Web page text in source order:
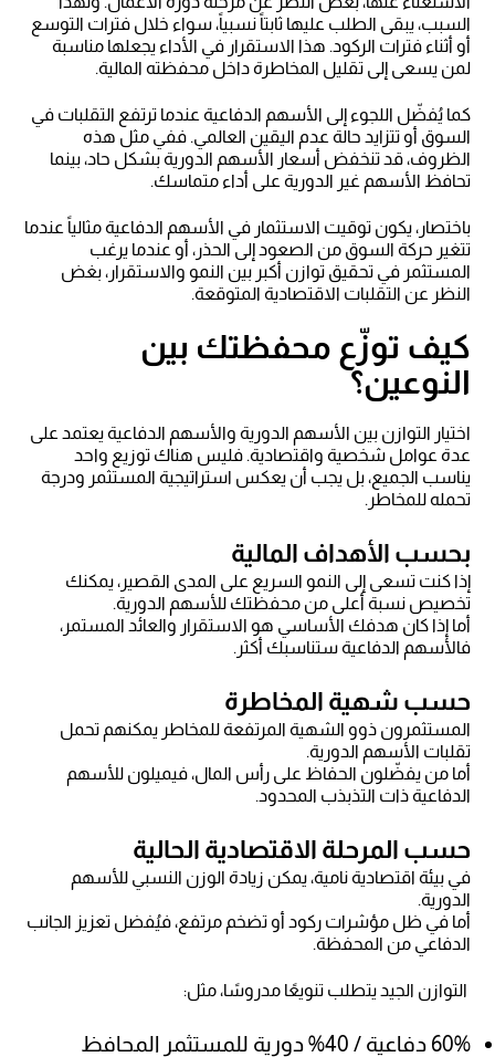
السبب، يبقى الطلب عليها ثابتاً نسبياً، سواء خلال فترات التوسع
أو أثناء فترات الركود. هذا الاستقرار في الأداء يجعلها مناسبة
لمن يسعى إلى تقليل المخاطرة داخل محفظته المالية.
كما يُفضّل اللجوء إلى الأسهم الدفاعية عندما ترتفع التقلبات في
السوق أو تتزايد حالة عدم اليقين العالمي. ففي مثل هذه
الظروف، قد تنخفض أسعار الأسهم الدورية بشكل حاد، بينما
تحافظ الأسهم غير الدورية على أداء متماسك.
باختصار، يكون توقيت الاستثمار في الأسهم الدفاعية مثالياً عندما
تتغير حركة السوق من الصعود إلى الحذر، أو عندما يرغب
المستثمر في تحقيق توازن أكبر بين النمو والاستقرار، بغض
النظر عن التقلبات الاقتصادية المتوقعة.
كيف توزّع محفظتك بين
النوعين؟
اختيار التوازن بين الأسهم الدورية والأسهم الدفاعية يعتمد على
عدة عوامل شخصية واقتصادية. فليس هناك توزيع واحد
يناسب الجميع، بل يجب أن يعكس استراتيجية المستثمر ودرجة
تحمله للمخاطر.
بحسب الأهداف المالية
إذا كنت تسعى إلى النمو السريع على المدى القصير، يمكنك
تخصيص نسبة أعلى من محفظتك للأسهم الدورية.
أما إذا كان هدفك الأساسي هو الاستقرار والعائد المستمر،
فالأسهم الدفاعية ستناسبك أكثر.
حسب شهية المخاطرة
المستثمرون ذوو الشهية المرتفعة للمخاطر يمكنهم تحمل
تقلبات الأسهم الدورية.
أما من يفضّلون الحفاظ على رأس المال، فيميلون للأسهم
الدفاعية ذات التذبذب المحدود.
حسب المرحلة الاقتصادية الحالية
في بيئة اقتصادية نامية، يمكن زيادة الوزن النسبي للأسهم
الدورية.
أما في ظل مؤشرات ركود أو تضخم مرتفع، فيُفضل تعزيز الجانب
الدفاعي من المحفظة.
التوازن الجيد يتطلب تنويعًا مدروسًا، مثل:
60% دفاعية / 40% دورية للمستثمر المحافظ